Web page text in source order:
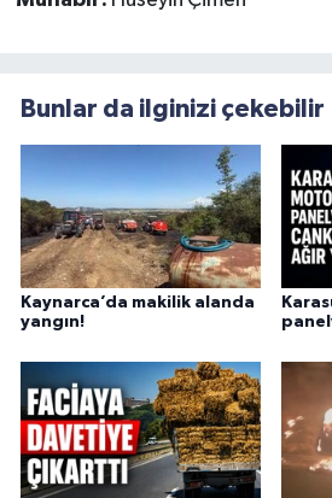
Bunlar da ilginizi çekebilir
Kaynarca’da makilik alanda
yangın!